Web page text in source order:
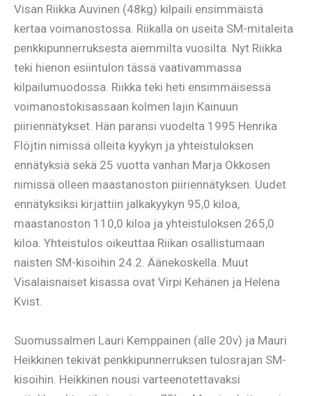
Visan Riikka Auvinen (48kg) kilpaili ensimmäistä
kertaa voimanostossa. Riikalla on useita SM-mitaleita
penkkipunnerruksesta aiemmilta vuosilta. Nyt Riikka
teki hienon esiintulon tässä vaativammassa
kilpailumuodossa. Riikka teki heti ensimmäisessä
voimanostokisassaan kolmen lajin Kainuun
piiriennätykset. Hän paransi vuodelta 1995 Henrika
Flöjtin nimissä olleita kyykyn ja yhteistuloksen
ennätyksiä sekä 25 vuotta vanhan Marja Okkosen
nimissä olleen maastanoston piiriennätyksen. Uudet
ennätyksiksi kirjattiin jalkakyykyn 95,0 kiloa,
maastanoston 110,0 kiloa ja yhteistuloksen 265,0
kiloa. Yhteistulos oikeuttaa Riikan osallistumaan
naisten SM-kisoihin 24.2. Äänekoskella. Muut
Visalaisnaiset kisassa ovat Virpi Kehänen ja Helena
Kvist.
Suomussalmen Lauri Kemppainen (alle 20v) ja Mauri
Heikkinen tekivät penkkipunnerruksen tulosrajan SM-
kisoihin. Heikkinen nousi varteenotettavaksi